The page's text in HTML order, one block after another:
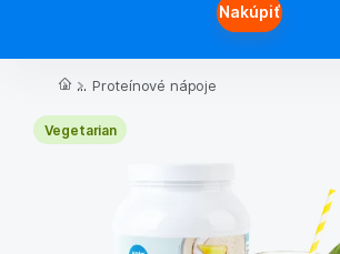
Nakúpiť
... Proteínové nápoje
Vegetarian